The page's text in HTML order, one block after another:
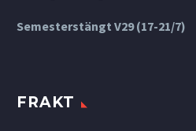
Semesterstängt V29 (17-21/7)
FRAKT